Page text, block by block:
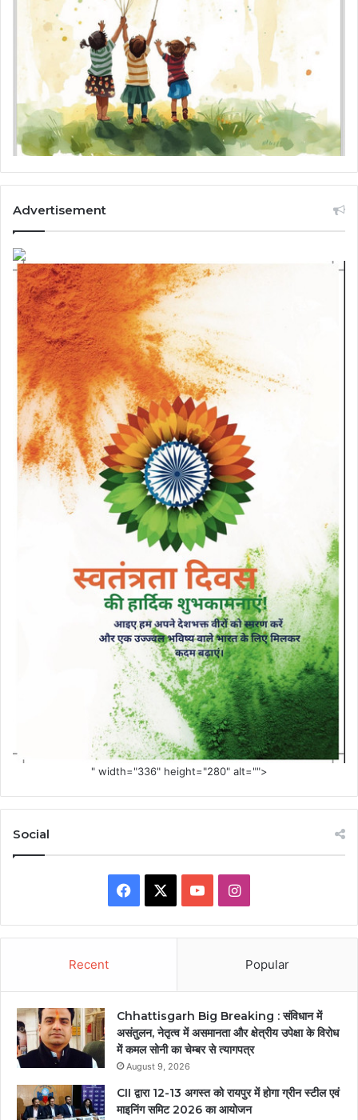
Advertisement
" width="336" height="280" alt="">
Social
Facebook YouTubeInstagram
Recent Popular
Chhattisgarh Big Breaking : संविधान में
असंतुलन, नेतृत्व में असमानता और क्षेत्रीय उपेक्षा के विरोध
में कमल सोनी का चेम्बर से त्यागपत्र
August 9, 2026
CII द्वारा 12-13 अगस्त को रायपुर में होगा ग्रीन स्टील एवं
माइनिंग समिट 2026 का आयोजन